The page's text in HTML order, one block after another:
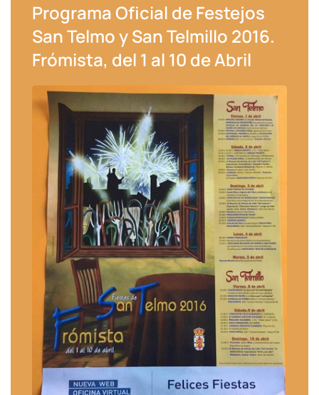
Programa Oficial de Festejos
San Telmo y San Telmillo 2016.
Frómista, del 1 al 10 de Abril